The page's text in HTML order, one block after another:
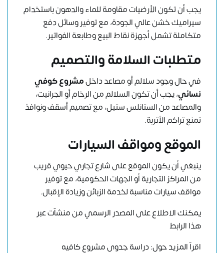
يجب أن تكون الأرضيات مقاومة للماء والدهون باستخدام
سيراميك خشن عالي الجودة، مع توفير وسائل دفع
متكاملة تشمل أجهزة نقاط البيع وطابعة الفواتير.
متطلبات السلامة والتصميم
في حال وجود سلالم أو مصاعد داخلمشروع كوفي
نسائي، يجب أن تكون السلالم من الرخام أو الجرانيت،
والمصاعد من الستانلس ستيل، مع تصميم أسقف ونوافذ
تمنع تراكم الأتربة.
الموقع ومواقف السيارات
ينبغي أن يكون الموقع على شارع تجاري حيوي قريب
من المراكز التجارية أو الجهات الحكومية، مع توفير
مواقف سيارات مناسبة لخدمة الزبائن وزيادة الإقبال.
يمكنك الاطلاع على المصدر الرسمي من منشآت عبر
هذا الرابط
اقرآ المزيد حول:دراسة جدوى مشروع كافيه